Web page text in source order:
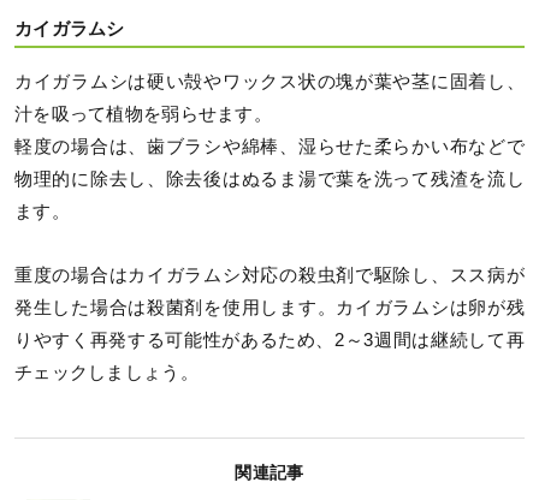
カイガラムシ
カイガラムシは硬い殻やワックス状の塊が葉や茎に固着し、
汁を吸って植物を弱らせます。
軽度の場合は、歯ブラシや綿棒、湿らせた柔らかい布などで
物理的に除去し、除去後はぬるま湯で葉を洗って残渣を流し
ます。
重度の場合はカイガラムシ対応の殺虫剤で駆除し、スス病が
発生した場合は殺菌剤を使用します。カイガラムシは卵が残
りやすく再発する可能性があるため、2～3週間は継続して再
チェックしましょう。
関連記事